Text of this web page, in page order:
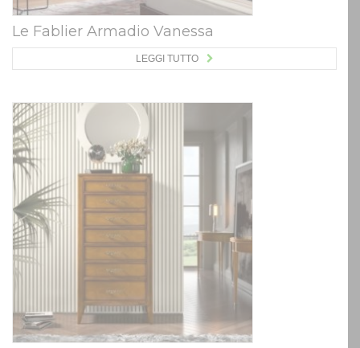
Le Fablier Armadio Vanessa
LEGGI TUTTO